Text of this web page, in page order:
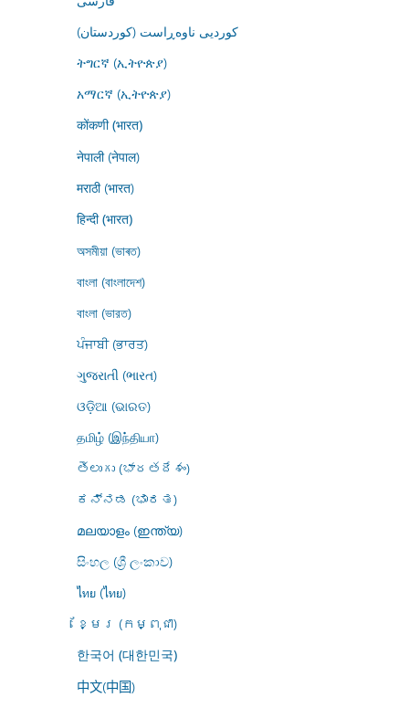
کوردیی ناوەڕاست (کوردستان)
ትግርኛ (ኢትዮጵያ)
አማርኛ (ኢትዮጵያ)
कोंकणी (भारत)
नेपाली (नेपाल)
मराठी (भारत)
हिन्दी (भारत)
অসমীয়া (ভাৰত)
বাংলা (বাংলাদেশ)
বাংলা (ভারত)
ਪੰਜਾਬੀ (ਭਾਰਤ)
ગુજરાતી (ભારત)
ଓଡ଼ିଆ (ଭାରତ)
தமிழ் (இந்தியா)
తెలుగు (భారతదేశం)
ಕನ್ನಡ (ಭಾರತ)
മലയാളം (ഇന്ത്യ)
සිංහල (ශ්‍රී ලංකාව)
ไทย (ไทย)
ខ្មែរ (កម្ពុជា)
한국어 (대한민국)
中文(中国)